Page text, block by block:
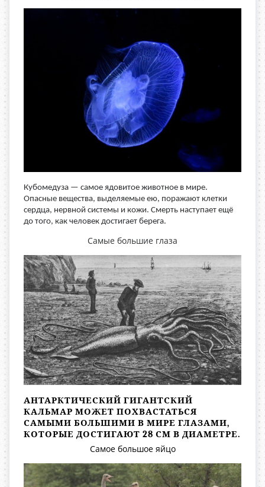
Кубомедуза — самое ядовитое животное в мире.
Опасные вещества, выделяемые ею, поражают клетки
сердца, нервной системы и кожи. Смерть наступает ещё
до того, как человек достигает берега.
Самые большие глаза
АНТАРКТИЧЕСКИЙ ГИГАНТСКИЙ
КАЛЬМАР МОЖЕТ ПОХВАСТАТЬСЯ
САМЫМИ БОЛЬШИМИ В МИРЕ ГЛАЗАМИ,
КОТОРЫЕ ДОСТИГАЮТ 28 СМ В ДИАМЕТРЕ.
Самое большое яйцо